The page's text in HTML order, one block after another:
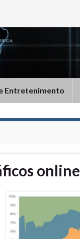
Entretenimento
online